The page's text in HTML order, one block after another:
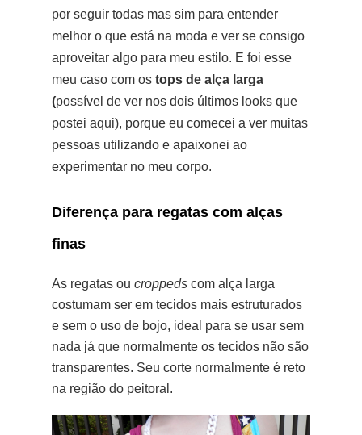
por seguir todas mas sim para entender
melhor o que está na moda e ver se consigo
aproveitar algo para meu estilo. E foi esse
meu caso com os tops de alça larga
(possível de ver nos dois últimos looks que
postei aqui), porque eu comecei a ver muitas
pessoas utilizando e apaixonei ao
experimentar no meu corpo.
Diferença para regatas com alças
finas
As regatas ou croppeds com alça larga
costumam ser em tecidos mais estruturados
e sem o uso de bojo, ideal para se usar sem
nada já que normalmente os tecidos não são
transparentes. Seu corte normalmente é reto
na região do peitoral.